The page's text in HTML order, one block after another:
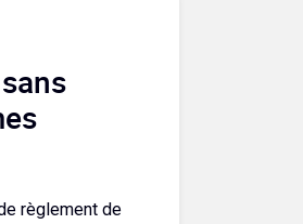
règlement de